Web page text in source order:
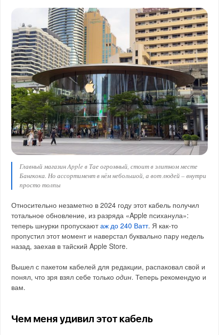
Главный магазин Apple в Тае огромный, стоит в элитном месте
Бангкока. Но ассортимент в нём небольшой, а вот людей – внутри
просто толпы
Относительно незаметно в 2024 году этот кабель получил
тотальное обновление, из разряда «Apple психанула»:
теперь шнурки пропускаютаж до 240 Ватт. Я как-то
пропустил этот момент и наверстал буквально пару недель
назад, заехав в тайский Apple Store.
Вышел с пакетом кабелей для редакции, распаковал свой и
понял, что зря взял себе толькоодин. Теперь рекомендую и
вам.
Чем меня удивил этот кабель